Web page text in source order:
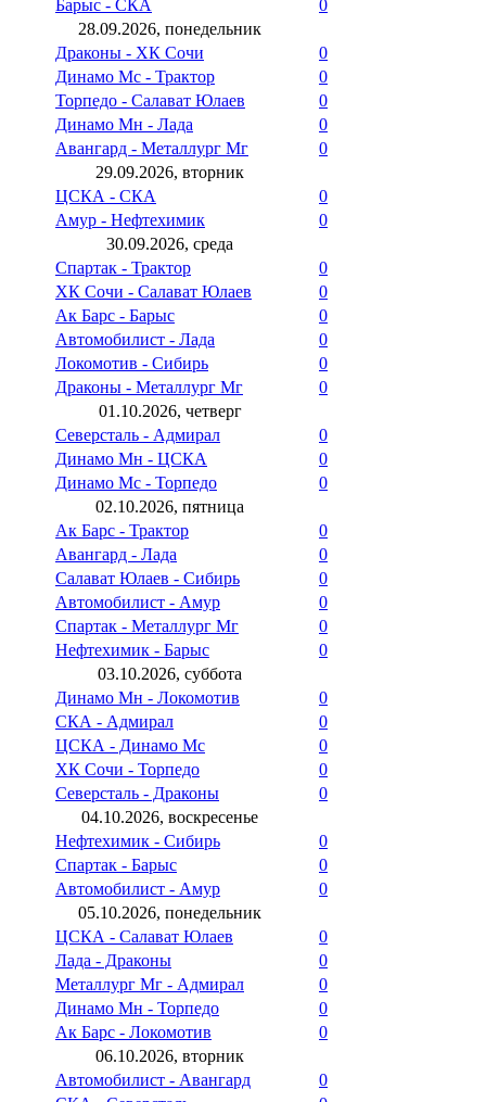
Барыс - СКА
0
28.09.2026, понедельник
Драконы - ХК Сочи
0
Динамо Мс - Трактор
0
Торпедо - Салават Юлаев
0
Динамо Мн - Лада
0
Авангард - Металлург Мг
0
29.09.2026, вторник
ЦСКА - СКА
0
Амур - Нефтехимик
0
30.09.2026, среда
Спартак - Трактор
0
ХК Сочи - Салават Юлаев
0
Ак Барс - Барыс
0
Автомобилист - Лада
0
Локомотив - Сибирь
0
Драконы - Металлург Мг
0
01.10.2026, четверг
Северсталь - Адмирал
0
Динамо Мн - ЦСКА
0
Динамо Мс - Торпедо
0
02.10.2026, пятница
Ак Барс - Трактор
0
Авангард - Лада
0
Салават Юлаев - Сибирь
0
Автомобилист - Амур
0
Спартак - Металлург Мг
0
Нефтехимик - Барыс
0
03.10.2026, суббота
Динамо Мн - Локомотив
0
СКА - Адмирал
0
ЦСКА - Динамо Мс
0
ХК Сочи - Торпедо
0
Северсталь - Драконы
0
04.10.2026, воскресенье
Нефтехимик - Сибирь
0
Спартак - Барыс
0
Автомобилист - Амур
0
05.10.2026, понедельник
ЦСКА - Салават Юлаев
0
Лада - Драконы
0
Металлург Мг - Адмирал
0
Динамо Мн - Торпедо
0
Ак Барс - Локомотив
0
06.10.2026, вторник
Автомобилист - Авангард
0